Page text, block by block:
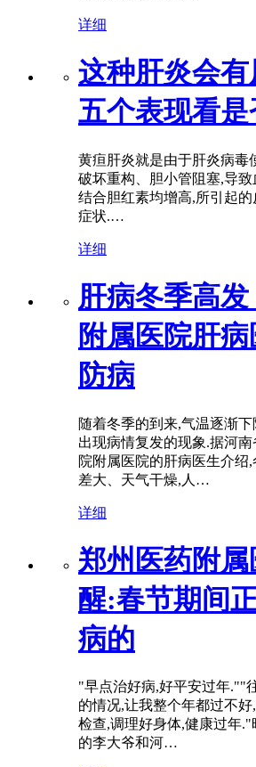
详细
这种肝炎会
五个表现看
黄疸肝炎就是由于肝炎病毒
破坏重构、胆小管阻塞,导
结合胆红素均增高,所引起
症状.…
详细
肝病冬季高
附属医院肝
防病
随着冬季的到来,气温逐渐
出现病情复发的现象.据河
院附属医院的肝病医生介绍
差大、天气干燥,人…
详细
郑州医药附
醒:春节期间
病的
"早点治好病,好平安过年.""
的情况,让我整个年都过不
检查,调理好身体,健康过年."
的李大爷和河…